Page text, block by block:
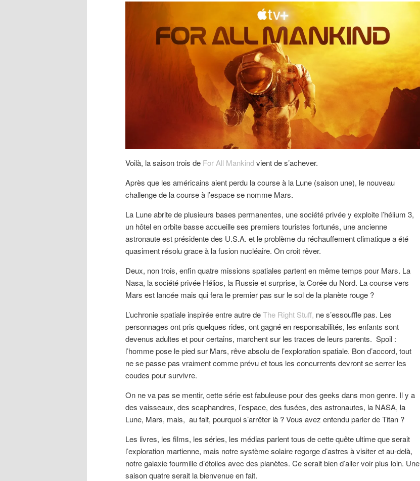
Voilà, la saison trois de For All Mankindvient de s’achever.
Après que les américains aient perdu la course à la Lune (saison une), le nouveau
challenge de la course à l’espace se nomme Mars.
La Lune abrite de plusieurs bases permanentes, une société privée y exploite l’hélium 3,
un hôtel en orbite basse accueille ses premiers touristes fortunés, une ancienne
astronaute est présidente des U.S.A. et le problème du réchauffement climatique a été
quasiment résolu grace à la fusion nucléaire. On croit rêver.
Deux, non trois, enfin quatre missions spatiales partent en même temps pour Mars. La
Nasa, la société privée Hélios, la Russie et surprise, la Corée du Nord. La course vers
Mars est lancée mais qui fera le premier pas sur le sol de la planète rouge ?
L’uchronie spatiale inspirée entre autre deThe Right Stuff, ne s’essouffle pas. Les
personnages ont pris quelques rides, ont gagné en responsabilités, les enfants sont
devenus adultes et pour certains, marchent sur les traces de leurs parents. Spoil :
l’homme pose le pied sur Mars, rêve absolu de l’exploration spatiale. Bon d’accord, tout
ne se passe pas vraiment comme prévu et tous les concurrents devront se serrer les
coudes pour survivre.
On ne va pas se mentir, cette série est fabuleuse pour des geeks dans mon genre. Il y a
des vaisseaux, des scaphandres, l’espace, des fusées, des astronautes, la NASA, la
Lune, Mars, mais, au fait, pourquoi s’arrêter là ? Vous avez entendu parler de Titan ?
Les livres, les films, les séries, les médias parlent tous de cette quête ultime que serait
l’exploration martienne, mais notre système solaire regorge d’astres à visiter et au-delà,
notre galaxie fourmille d’étoiles avec des planètes. Ce serait bien d’aller voir plus loin. Une
saison quatre serait la bienvenue en fait.